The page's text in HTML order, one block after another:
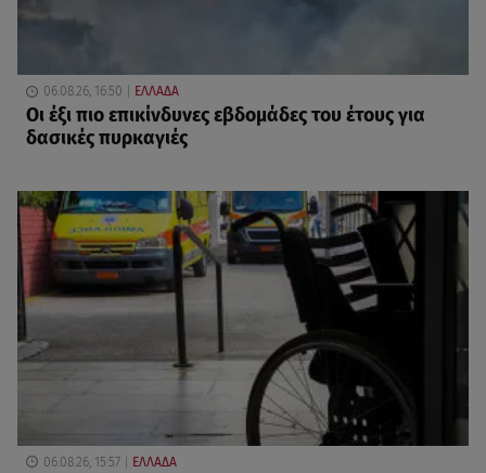
06.08.26, 16:50 ΕΛΛΑΔΑ
Οι έξι πιο επικίνδυνες εβδομάδες του έτους για
δασικές πυρκαγιές
06.08.26, 15:57 ΕΛΛΑΔΑ